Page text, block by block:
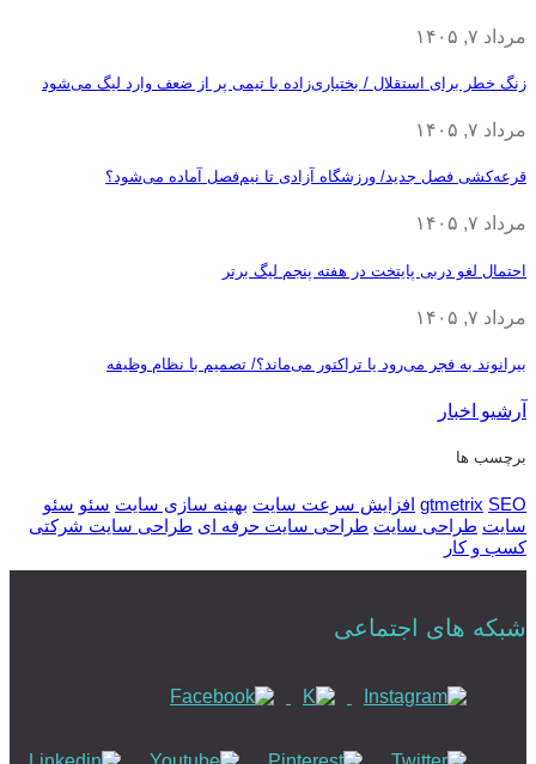
مرداد ۷, ۱۴۰۵
زنگ خطر برای استقلال / بختیاری‌زاده با تیمی پر از ضعف وارد لیگ می‌شود
مرداد ۷, ۱۴۰۵
قرعه‎‌کشی فصل جدید/ ورزشگاه آزادی تا نیم‌فصل آماده می‌شود؟
مرداد ۷, ۱۴۰۵
احتمال لغو دربی پایتخت در هفته پنجم لیگ برتر
مرداد ۷, ۱۴۰۵
بیرانوند به فجر می‌رود یا تراکتور می‌ماند؟/ تصمیم با نظام وظیفه
آرشیو اخبار
برچسب ها
gtmetrix SEO افزایش سرعت سایت بهینه سازی سایت سئو سئو
سایت طراحی سایت طراحی سایت حرفه ای طراحی سایت شرکتی
کسب و کار
شبکه های اجتماعی